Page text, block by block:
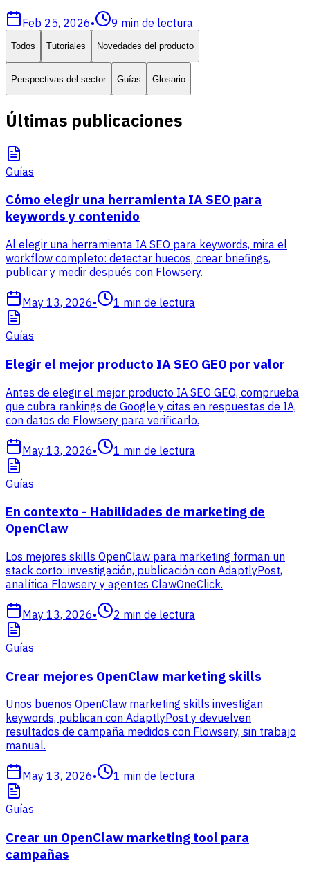
Feb 25, 2026• 9 min de lectura
Todos Tutoriales Novedades del producto
Perspectivas del sector Guías Glosario
Últimas publicaciones
Guías
Cómo elegir una herramienta IA SEO para
keywords y contenido
Al elegir una herramienta IA SEO para keywords, mira el
workflow completo: detectar huecos, crear briefings,
publicar y medir después con Flowsery.
May 13, 2026• 1 min de lectura
Guías
Elegir el mejor producto IA SEO GEO por valor
Antes de elegir el mejor producto IA SEO GEO, comprueba
que cubra rankings de Google y citas en respuestas de IA,
con datos de Flowsery para verificarlo.
May 13, 2026• 1 min de lectura
Guías
En contexto - Habilidades de marketing de
OpenClaw
Los mejores skills OpenClaw para marketing forman un
stack corto: investigación, publicación con AdaptlyPost,
analítica Flowsery y agentes ClawOneClick.
May 13, 2026• 2 min de lectura
Guías
Crear mejores OpenClaw marketing skills
Unos buenos OpenClaw marketing skills investigan
keywords, publican con AdaptlyPost y devuelven
resultados de campaña medidos con Flowsery, sin trabajo
manual.
May 13, 2026• 1 min de lectura
Guías
Crear un OpenClaw marketing tool para
campañas